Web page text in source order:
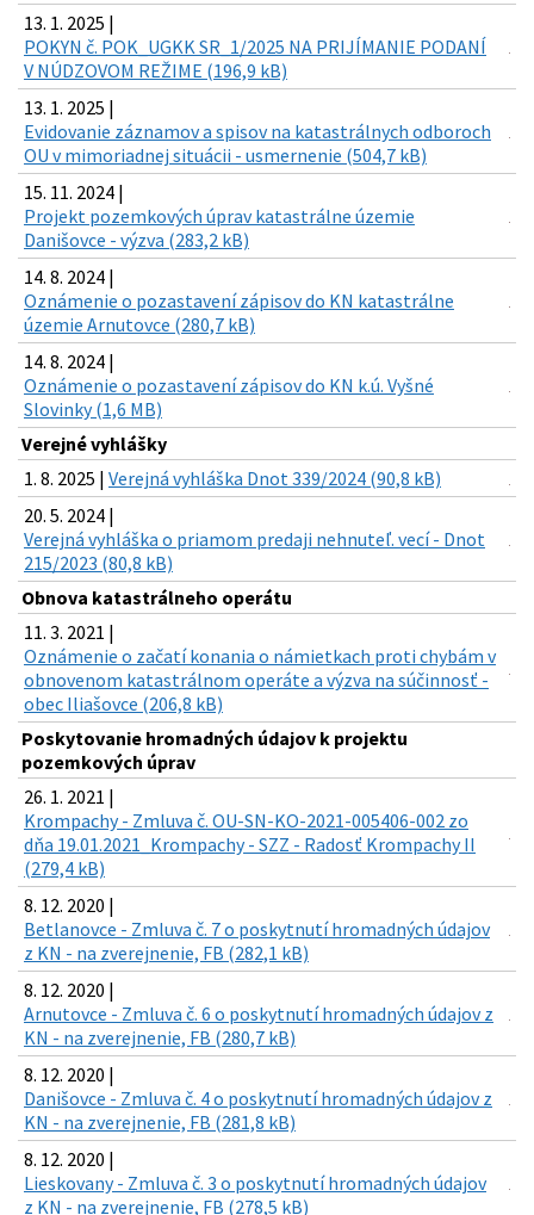
13. 1. 2025 |
POKYN č. POK_UGKK SR_1/2025 NA PRIJÍMANIE PODANÍ
V NÚDZOVOM REŽIME (196,9 kB)
13. 1. 2025 |
Evidovanie záznamov a spisov na katastrálnych odboroch
OU v mimoriadnej situácii - usmernenie (504,7 kB)
15. 11. 2024 |
Projekt pozemkových úprav katastrálne územie
Danišovce - výzva (283,2 kB)
14. 8. 2024 |
Oznámenie o pozastavení zápisov do KN katastrálne
územie Arnutovce (280,7 kB)
14. 8. 2024 |
Oznámenie o pozastavení zápisov do KN k.ú. Vyšné
Slovinky (1,6 MB)
Verejné vyhlášky
1. 8. 2025 | Verejná vyhláška Dnot 339/2024 (90,8 kB)
20. 5. 2024 |
Verejná vyhláška o priamom predaji nehnuteľ. vecí - Dnot
215/2023 (80,8 kB)
Obnova katastrálneho operátu
11. 3. 2021 |
Oznámenie o začatí konania o námietkach proti chybám v
obnovenom katastrálnom operáte a výzva na súčinnosť -
obec Iliašovce (206,8 kB)
Poskytovanie hromadných údajov k projektu
pozemkových úprav
26. 1. 2021 |
Krompachy - Zmluva č. OU-SN-KO-2021-005406-002 zo
dňa 19.01.2021_Krompachy - SZZ - Radosť Krompachy II
(279,4 kB)
8. 12. 2020 |
Betlanovce - Zmluva č. 7 o poskytnutí hromadných údajov
z KN - na zverejnenie, FB (282,1 kB)
8. 12. 2020 |
Arnutovce - Zmluva č. 6 o poskytnutí hromadných údajov z
KN - na zverejnenie, FB (280,7 kB)
8. 12. 2020 |
Danišovce - Zmluva č. 4 o poskytnutí hromadných údajov z
KN - na zverejnenie, FB (281,8 kB)
8. 12. 2020 |
Lieskovany - Zmluva č. 3 o poskytnutí hromadných údajov
z KN - na zverejnenie, FB (278,5 kB)